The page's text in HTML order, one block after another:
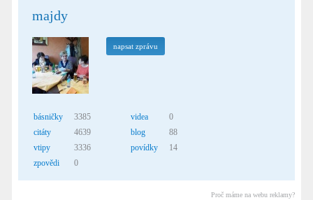
majdy
napsat zprávu
básničky
3385
citáty
4639
vtipy
3336
zpovědi
0
videa
0
blog
88
povídky
14
Proč máme na webu reklamy?